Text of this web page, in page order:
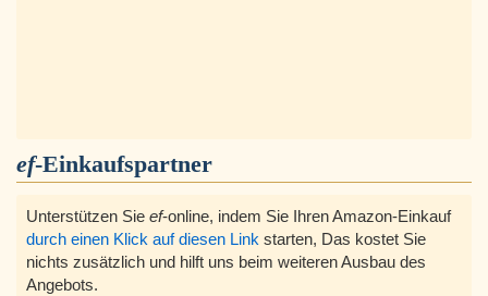
ef-Einkaufspartner
Unterstützen Sie ef-online, indem Sie Ihren Amazon-Einkauf
durch einen Klick auf diesen Link starten, Das kostet Sie
nichts zusätzlich und hilft uns beim weiteren Ausbau des
Angebots.